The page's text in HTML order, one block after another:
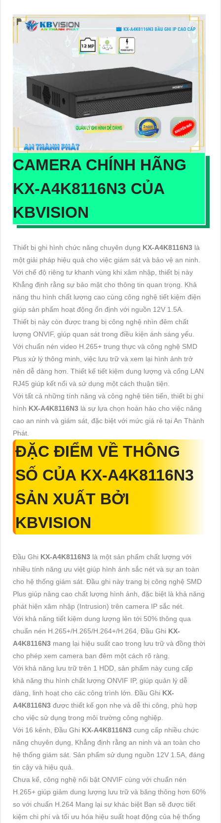
CAMERA CHÍNH HÃNG
KX-A4K8116N3 CỦA
KBVISION
Thiết bị ghi hình chức năng chuyên dụng KX-A4K8116N3 là
một giải pháp hiệu quả cho việc giám sát và bảo vệ an ninh.
Với chế độ riêng tư khanh vùng khi xâm nhập, thiết bị này
Khẳng định rằng sự bảo mật cho thông tin quan trọng. Khả
năng thu hình chất lượng cao cùng công nghệ tiết kiệm điện
giúp sản phẩm hoạt động ổn định với nguồn 12V 1.5A.
Thiết bị này còn được trang bị công nghệ nhìn đêm chất
lượng ONVIF, giúp quan sát trong điều kiện ánh sáng yếu.
Với chuẩn nén video H.265+ trung thực và công nghệ SMD
Plus xử lý thông minh, việc lưu trữ và xem lại hình ảnh trở
nên dễ dàng hơn. Thiết kế tiết kiệm dung lượng và cổng LAN
RJ45 giúp kết nối và sử dụng một cách thuận tiện.
Với tất cả những tính năng và công nghệ tiên tiến, thiết bị ghi
hình KX-A4K8116N3 là sự lựa chọn hoàn hảo cho việc nâng
cao an ninh và giám sát, đặc biệt với mức giá rẻ tại An Thành
Phát.
ĐẶC ĐIỂM VỀ THÔNG
SỐ CỦA KX-A4K8116N3
SẢN XUẤT BỞI
KBVISION
Đầu Ghi KX-A4K8116N3 là một sản phẩm chất lượng với
nhiều tính năng ưu việt giúp hình ảnh sắc nét và sự an toàn
cho hệ thống giám sát. Đầu ghi này trang bị công nghệ SMD
Plus giúp nâng cao chất lượng hình ảnh, đặc biệt là khả năng
phát hiện xâm nhập (Intrusion) trên camera IP sắc nét.
Với khả năng tiết kiệm dung lượng lên tới 50% thông qua
chuẩn nén H.265+/H.265/H.264+/H.264, Đầu Ghi KX-
A4K8116N3 mang lại hiệu suất cao trong lưu trữ và đồng thời
cho phép xem camera ban đêm một cách rõ ràng.
Với khả năng lưu trữ trên 1 HDD, sản phẩm này cung cấp
khả năng thu hình chất lượng ONVIF IP, giúp quản lý dễ
dàng, linh hoạt cho các công trình lớn. Đầu Ghi KX-
A4K8116N3 được thiết kế gọn nhẹ và dễ thi công, phù hợp
cho việc sử dụng trong môi trường công nghiệp.
Với 16 kênh, Đầu Ghi KX-A4K8116N3 cung cấp nhiều chức
năng chuyên dụng, Khẳng định rằng an ninh và an toàn cho
hệ thống giám sát. Sản phẩm sử dụng nguồn 12V 1.5A, đáng
tin cậy và hiệu quả.
Chưa kể, công nghệ nổi bật ONVIF cùng với chuẩn nén
H.265+ giúp giảm dung lượng lưu trữ và băng thông hơn 60%
so với chuẩn H.264 Mang lại sự khác biệt Bạn sẽ được tiết
kiệm chi phí và tối ưu hóa hiệu suất hoạt động của hệ thống